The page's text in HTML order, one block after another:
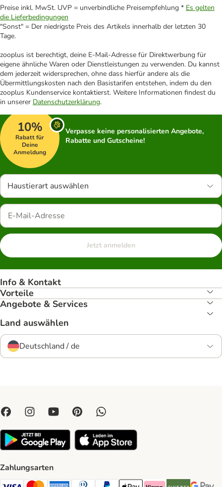
Preise inkl. MwSt. UVP = unverbindliche Preisempfehlung * Es gelten
die Lieferbedingungen
"Sonst" = Der niedrigste Preis des Artikels innerhalb der letzten 30
Tage.
zooplus ist berechtigt, deine E-Mail-Adresse für Direktwerbung für
eigene ähnliche Waren oder Dienstleistungen zu verwenden. Du kannst
dem jederzeit widersprechen, ohne dass hierfür andere als die
Übermittlungskosten nach den Basistarifen entstehen, indem du den
zooplus Kundenservice kontaktierst. Weitere Informationen findest du
in unserer Datenschutzerklärung.
10%
Rabatt für
Deine
Anmeldung
Verpasse keine personalisierten Angebote,
Rabatte und Gutscheine!
Haustierart auswählen
Jetzt anmelden
Info & Kontakt
Vorteile
Angebote & Services
Land auswählen
Deutschland / de
Zahlungsarten